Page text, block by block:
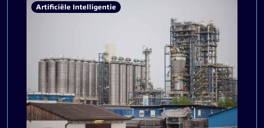
Artificiële Intelligentie